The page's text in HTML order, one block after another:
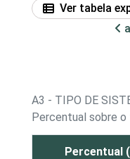
Ver tabela
A3 - TIPO DE
Percentual sobre
Percentual